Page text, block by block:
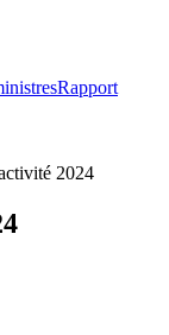
Rapport
2024